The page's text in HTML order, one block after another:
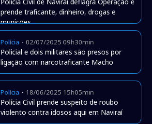
Policia Civil de Naviraí deflagra Operação e
prende traficante, dinheiro, drogas e
munições
Polícia -02/07/2025 09h30min
Policial e dois militares são presos por
ligação com narcotraficante Macho
Polícia - 18/06/2025 15h05min
Polícia Civil prende suspeito de roubo
violento contra idosos aqui em Naviraí